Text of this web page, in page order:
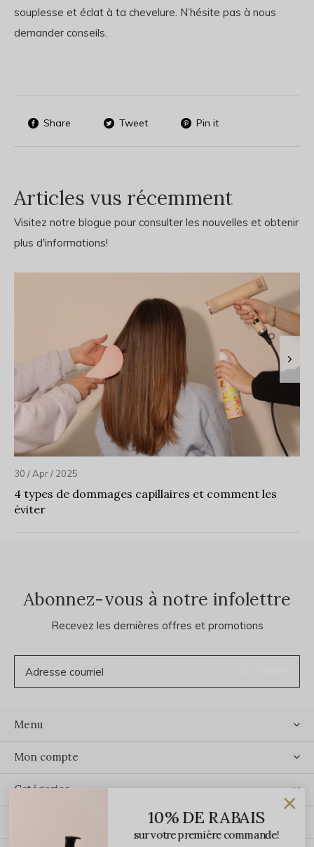
souplesse et éclat à ta chevelure. N’hésite pas à nous
demander conseils.
Share Tweet Pin it
Articles vus récemment
Visitez notre blogue pour consulter les nouvelles et obtenir
plus d'informations!
30 / Apr / 2025
4 types de dommages capillaires et comment les
éviter
Abonnez-vous à notre infolettre
Recevez les dernières offres et promotions
Menu
Mon compte
Catégories
10% DE RABAIS
sur votre première commande!